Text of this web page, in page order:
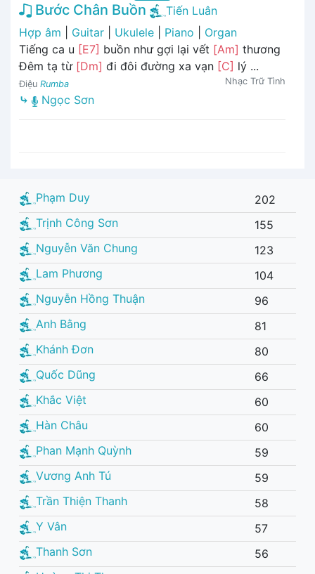
Bước Chân Buồn
Tiến Luân
Hợp âm
Guitar Ukulele Piano
Organ
Tiếng ca u [E7] buồn như gợi lại vết [Am] thương
Đêm tạ từ [Dm] đi đôi đường xa vạn [C] lý ...
Điệu Rumba Nhạc Trữ Tình
⤷ Ngọc Sơn
Phạm Duy
202
Trịnh Công Sơn
155
Nguyễn Văn Chung
123
Lam Phương
104
Nguyễn Hồng Thuận
96
Anh Bằng
81
Khánh Đơn
80
Quốc Dũng
66
Khắc Việt
60
Hàn Châu
60
Phan Mạnh Quỳnh
59
Vương Anh Tú
59
Trần Thiện Thanh
58
Y Vân
57
Thanh Sơn
56